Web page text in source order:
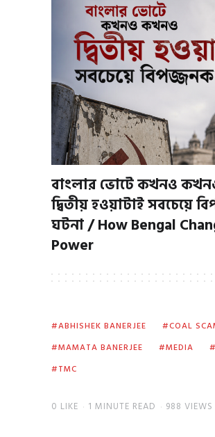
বাংলার ভোটে কখনও
দ্বিতীয় হওয়াটাই সবচেয়ে
ঘটনা / How Bengal
Power
ABHISHEK BANERJEE
COAL
MAMATA BANERJEE
MEDIA
TMC
0 LIKE 1 MINUTE READ 988 VIEWS